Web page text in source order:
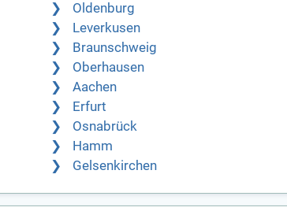
Oldenburg
Leverkusen
Braunschweig
Oberhausen
Aachen
Erfurt
Osnabrück
Hamm
Gelsenkirchen